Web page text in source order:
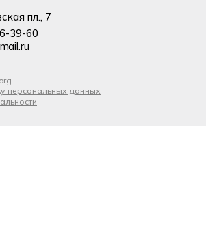
пл., 7
39-60
персональных данных